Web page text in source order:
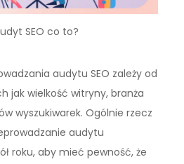
SEO co to?
audytu SEO zależy od
jak wielkość witryny, branża
wyszukiwarek. Ogólnie rzecz
audytu
roku, aby mieć pewność, że